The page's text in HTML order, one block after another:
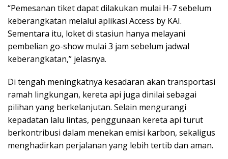
“Pemesanan tiket dapat dilakukan mulai H-7 sebelum
keberangkatan melalui aplikasi Access by KAI.
Sementara itu, loket di stasiun hanya melayani
pembelian go-show mulai 3 jam sebelum jadwal
keberangkatan,” jelasnya.
Di tengah meningkatnya kesadaran akan transportasi
ramah lingkungan, kereta api juga dinilai sebagai
pilihan yang berkelanjutan. Selain mengurangi
kepadatan lalu lintas, penggunaan kereta api turut
berkontribusi dalam menekan emisi karbon, sekaligus
menghadirkan perjalanan yang lebih tertib dan aman.